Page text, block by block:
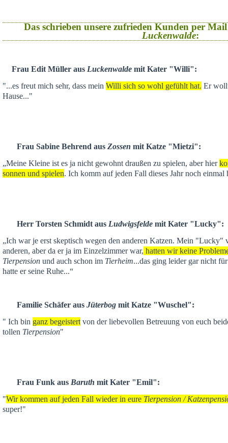
Das schrieben unsere zufrieden Kunden per
Luckenwalde:
Frau Edit Müller aus Luckenwalde mit Kater "Willi":
"...es freut mich sehr, dass mein Willi sich so wohl gefühlt hat. Er
Hause..."
Frau Sabine Behrend aus Zossen mit Katze "Mietzi":
„Meine Kleine ist es ja nicht gewohnt draußen zu spielen, aber hier
sonnen und spielen. Ich komm auf jeden Fall dieses Jahr noch einmal
Herr Torsten Schmidt aus Ludwigsfelde mit Kater "Lucky":
„Ich war je erst skeptisch wegen den anderen Katzen. Mein "Lucky"
anderen, aber da er ja im Einzelzimmer war, hatten wir keine
Tierpension und auch schon im Tierheim...das ging leider gar nicht
hatte er seine Ruhe...“
Familie Schäfer aus Jüterbog mit Katze "Wuschel":
" Ich bin ganz begeistert von der liebevollen Betreuung von euch
tollen Tierpension"
Frau Funk aus Baruth mit Kater "Emil":
"Wir kommen auf jeden Fall wieder in eure Tierpension /
super!"